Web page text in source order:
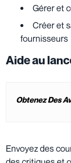
Gérer et
Créer et
fournisseurs
Aide au
Obtenez Des
Envoyez des